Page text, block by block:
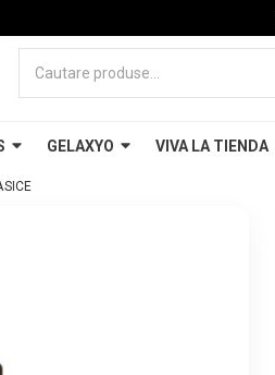
GELAXYO VIVA LA TIENDA